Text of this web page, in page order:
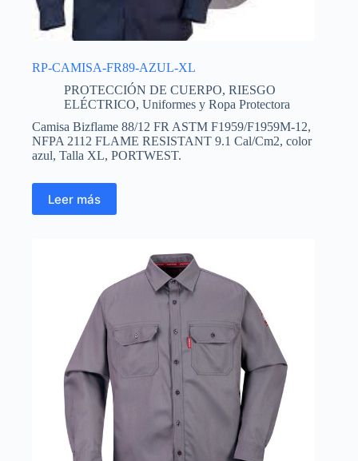
RP-CAMISA-FR89-AZUL-XL
PROTECCIÓN DE CUERPO, RIESGO
ELÉCTRICO, Uniformes y Ropa Protectora
Camisa Bizflame 88/12 FR ASTM F1959/F1959M-12,
NFPA 2112 FLAME RESISTANT 9.1 Cal/Cm2, color
azul, Talla XL, PORTWEST.
Leer más